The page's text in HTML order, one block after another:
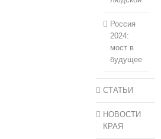
Россия
2024:
мост в
будущее
СТАТЬИ
НОВОСТИ
КРАЯ